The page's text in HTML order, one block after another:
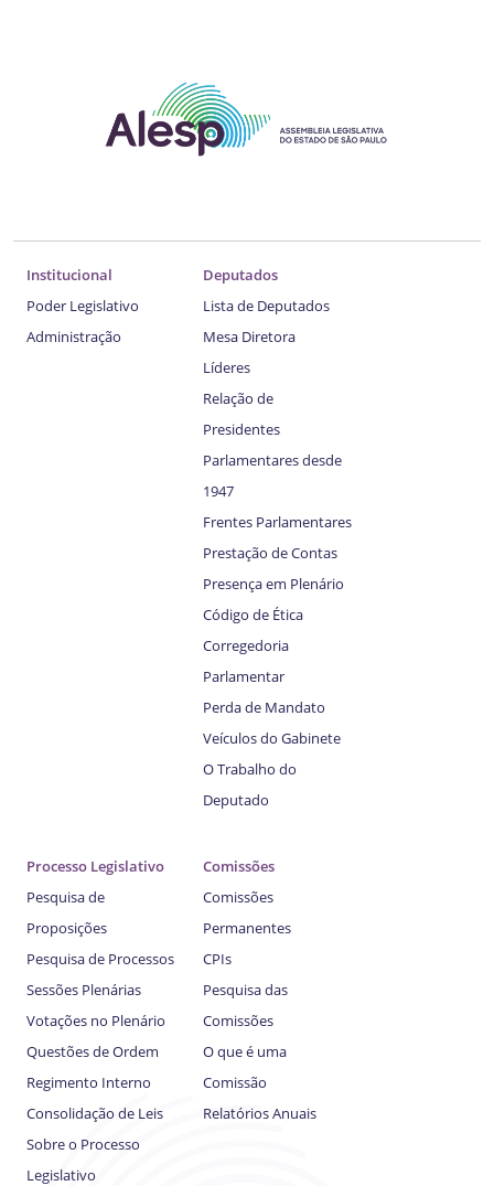
Institucional
Poder Legislativo
Administração
Deputados
Lista de Deputados
Mesa Diretora
Líderes
Relação de
Presidentes
Parlamentares desde
1947
Frentes Parlamentares
Prestação de Contas
Presença em Plenário
Código de Ética
Corregedoria
Parlamentar
Perda de Mandato
Veículos do Gabinete
O Trabalho do
Deputado
Processo Legislativo
Pesquisa de
Proposições
Pesquisa de Processos
Sessões Plenárias
Votações no Plenário
Questões de Ordem
Regimento Interno
Consolidação de Leis
Sobre o Processo
Legislativo
Comissões
Comissões
Permanentes
CPIs
Pesquisa das
Comissões
O que é uma
Comissão
Relatórios Anuais